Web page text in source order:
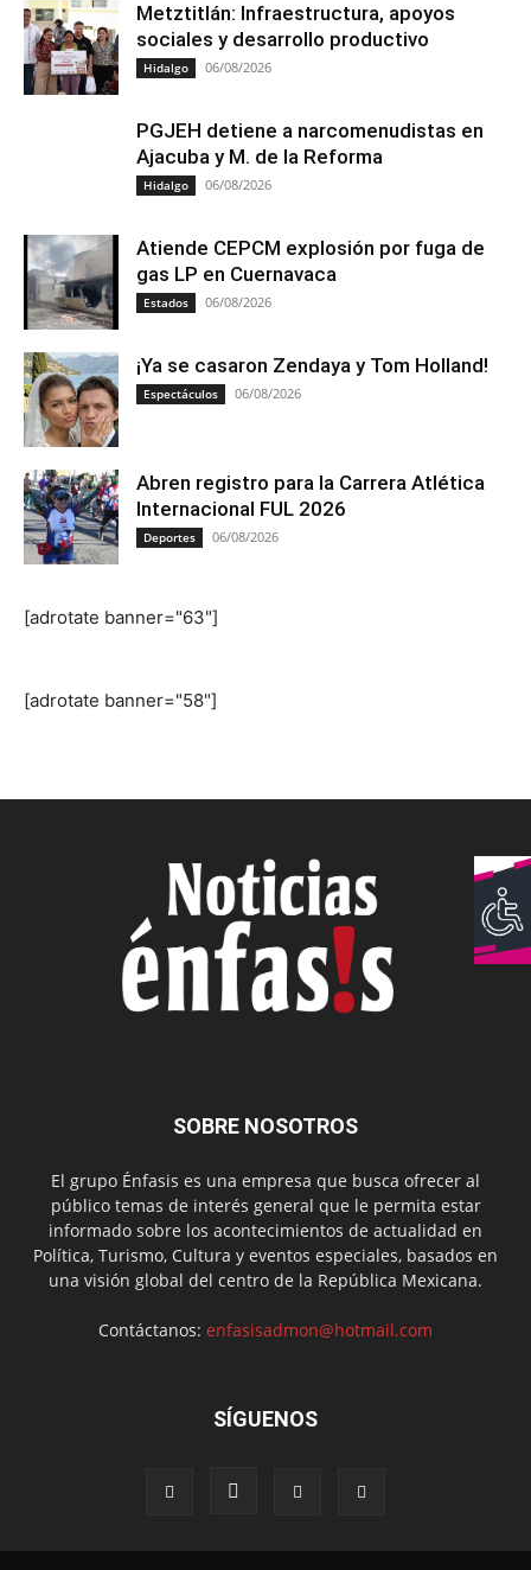
Metztitlán: Infraestructura, apoyos
sociales y desarrollo productivo
Hidalgo 06/08/2026
PGJEH detiene a narcomenudistas en
Ajacuba y M. de la Reforma
Hidalgo 06/08/2026
Atiende CEPCM explosión por fuga de
gas LP en Cuernavaca
Estados 06/08/2026
¡Ya se casaron Zendaya y Tom Holland!
Espectáculos 06/08/2026
Abren registro para la Carrera Atlética
Internacional FUL 2026
Deportes 06/08/2026
[adrotate banner="63"]
[adrotate banner="58"]
SOBRE NOSOTROS
El grupo Énfasis es una empresa que busca ofrecer al
público temas de interés general que le permita estar
informado sobre los acontecimientos de actualidad en
Política, Turismo, Cultura y eventos especiales, basados en
una visión global del centro de la República Mexicana.
Contáctanos: enfasisadmon@hotmail.com
SÍGUENOS